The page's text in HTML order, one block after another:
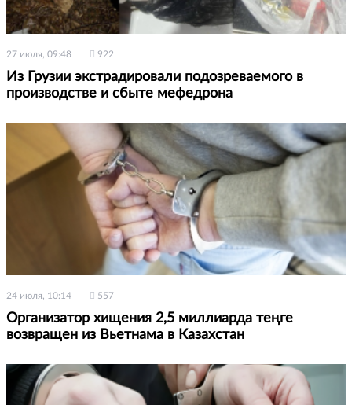
27 июля, 09:48 922
Из Грузии экстрадировали подозреваемого в
производстве и сбыте мефедрона
24 июля, 10:14 557
Организатор хищения 2,5 миллиарда теңге
возвращен из Вьетнама в Казахстан